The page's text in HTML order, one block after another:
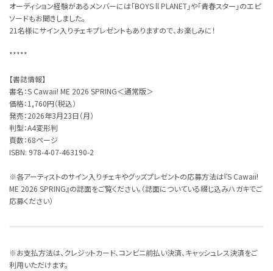
オーディション経験があるメンバーには「BOYS ll PLANET」や「青春スター」のエピ
ソードもお聞きしました。
21名様にサイン入りチェキプレゼントもありますので、お楽しみに！
*****
【書誌情報】
書名：S Cawaii! ME 2026 SPRING＜通常版＞
価格：1,760円（税込）
発売：2026年3月23日（月）
判型：A4変形判
頁数：68ページ
ISBN:‎ 978-4-07-463190-2
※各アーティストのサイン入りチェキやグッズプレゼントの応募方法は『S Cawaii!
ME 2026 SPRING』の誌面をご覧ください。（誌面についている綴じ込みハガキでご
応募ください）
※お支払方法は、クレジットカード、コンビニ前払い決済、キャッシュレス決済をご
利用いただけます。